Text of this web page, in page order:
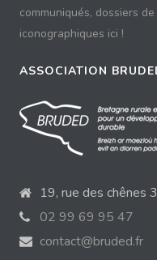
communiqués, dossiers
iconographiques ici !
ASSOCIATION
19, rue des chênes
02 99 69 95 47
contact@bruded.fr